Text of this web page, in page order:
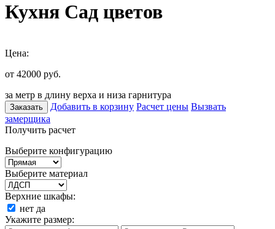
Кухня Сад цветов
Цена:
от 42000 руб.
за метр в длину верха и низа гарнитура
Заказать Добавить в корзину Расчет цены Вызвать
замерщика
Получить расчет
Выберите конфигурацию
Выберите материал
Верхние шкафы:
нет да
Укажите размер: